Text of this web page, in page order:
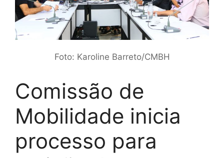
Foto: Karoline Barreto/CMBH
Comissão de
Mobilidade inicia
processo para